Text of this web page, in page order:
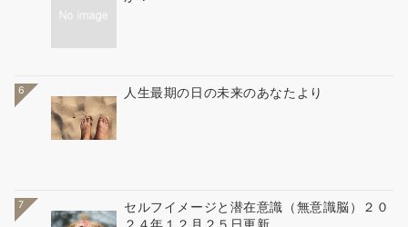
6 人生最期の日の未来のあなたより
7
セルフイメージと潜在意識（無意識脳）２０
２４年１２月２５日更新